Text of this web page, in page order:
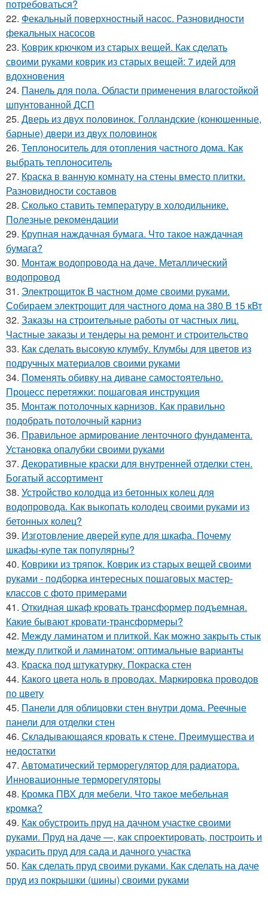
потребоваться?
22. Фекальный поверхностный насос. Разновидности
фекальных насосов
23. Коврик крючком из старых вещей. Как сделать
своими руками коврик из старых вещей: 7 идей для
вдохновения
24. Панель для пола. Области применения влагостойкой
шпунтованной ДСП
25. Дверь из двух половинок. Голландские (конюшенные,
барные) двери из двух половинок
26. Теплоноситель для отопления частного дома. Как
выбрать теплоноситель
27. Краска в ванную комнату на стены вместо плитки.
Разновидности составов
28. Сколько ставить температуру в холодильнике.
Полезные рекомендации
29. Крупная наждачная бумага. Что такое наждачная
бумага?
30. Монтаж водопровода на даче. Металлический
водопровод
31. Электрощиток В частном доме своими руками.
Собираем электрощит для частного дома на 380 В 15 кВт
32. Заказы на строительные работы от частных лиц.
Частные заказы и тендеры на ремонт и строительство
33. Как сделать высокую клумбу. Клумбы для цветов из
подручных материалов своими руками
34. Поменять обивку на диване самостоятельно.
Процесс перетяжки: пошаговая инструкция
35. Монтаж потолочных карнизов. Как правильно
подобрать потолочный карниз
36. Правильное армирование ленточного фундамента.
Установка опалубки своими руками
37. Декоративные краски для внутренней отделки стен.
Богатый ассортимент
38. Устройство колодца из бетонных колец для
водопровода. Как выкопать колодец своими руками из
бетонных колец?
39. Изготовление дверей купе для шкафа. Почему
шкафы-купе так популярны?
40. Коврики из тряпок. Коврик из старых вещей своими
руками - подборка интересных пошаговых мастер-
классов с фото примерами
41. Откидная шкаф кровать трансформер подъемная.
Какие бывают кровати-трансформеры?
42. Между ламинатом и плиткой. Как можно закрыть стык
между плиткой и ламинатом: оптимальные варианты
43. Краска под штукатурку. Покраска стен
44. Какого цвета ноль в проводах. Маркировка проводов
по цвету
45. Панели для облицовки стен внутри дома. Реечные
панели для отделки стен
46. Складывающаяся кровать к стене. Преимущества и
недостатки
47. Автоматический терморегулятор для радиатора.
Инновационные терморегуляторы
48. Кромка ПВХ для мебели. Что такое мебельная
кромка?
49. Как обустроить пруд на дачном участке своими
руками. Пруд на даче —, как спроектировать, построить и
украсить пруд для сада и дачного участка
50. Как сделать пруд своими руками. Как сделать на даче
пруд из покрышки (шины) своими руками